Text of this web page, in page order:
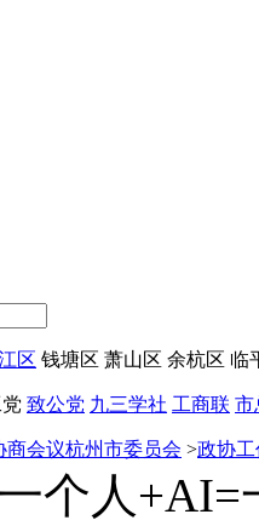
区 钱塘区 萧山区 余杭区 临
致公党 九三学社 工商联 市
商会议杭州市委员会 >政协工
个人